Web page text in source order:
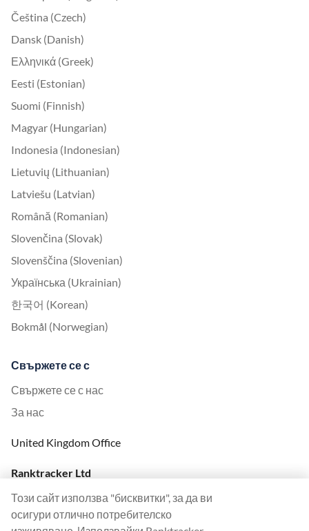
Čeština (Czech)
Dansk (Danish)
Ελληνικά (Greek)
Eesti (Estonian)
Suomi (Finnish)
Magyar (Hungarian)
Indonesia (Indonesian)
Lietuvių (Lithuanian)
Latviešu (Latvian)
Română (Romanian)
Slovenčina (Slovak)
Slovenščina (Slovenian)
Українська (Ukrainian)
한국어 (Korean)
Bokmål (Norwegian)
Свържете се с
Свържете се с нас
За нас
United Kingdom Office
Ranktracker Ltd
London, EC1R 5DF
Company No: 08820809
Този сайт използва "бисквитки", за да ви
осигури отлично потребителско